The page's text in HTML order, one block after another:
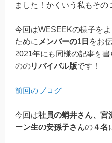
ました！かくいう私もその
今回はWESEEKの様子を
ために メンバーの1日 をお
2021年にも同様の記事を
ののリバイバル版です！
前回のブログ
今回は社員の蛸井さん、宮
ーン生の安孫子さんの４名